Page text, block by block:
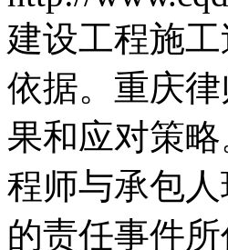
建设工程施
依据。重庆
果和应对策
程师与承包
的责任事件